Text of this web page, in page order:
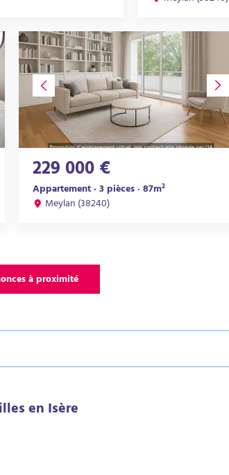
229 000 €
Appartement · 3 pièces · 87m²
Meylan (38240)
à proximité
en Isère